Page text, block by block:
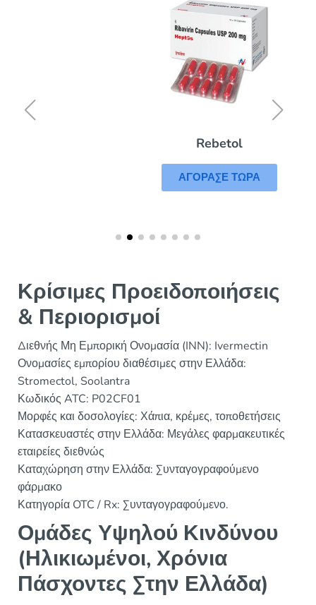
ΑΓΟΡΑΣΕ ΤΩΡΑ
Κρίσιμες Προειδοποιήσεις
& Περιορισμοί
Διεθνής Μη Εμπορική Ονομασία (INN): Ivermectin
Ονομασίες εμπορίου διαθέσιμες στην Ελλάδα:
Stromectol, Soolantra
Κωδικός ATC: P02CF01
Μορφές και δοσολογίες: Χάπια, κρέμες, τοποθετήσεις
Κατασκευαστές στην Ελλάδα: Μεγάλες φαρμακευτικές
εταιρείες διεθνώς
Καταχώρηση στην Ελλάδα: Συνταγογραφούμενο
φάρμακο
Κατηγορία OTC / Rx: Συνταγογραφούμενο.
Ομάδες Υψηλού Κινδύνου
(Ηλικιωμένοι, Χρόνια
Πάσχοντες Στην Ελλάδα)